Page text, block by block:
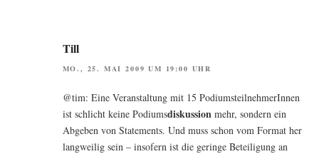
Till
MO., 25. MAI 2009 UM 19:00 UHR
@tim: Eine Ver­an­stal­tung mit 15 Podi­ums­teil­neh­me­rIn­nen
ist schlicht kei­ne Podi­umsdis­kus­si­on mehr, son­dern ein
Abge­ben von State­ments. Und muss schon vom For­mat her
lang­wei­lig sein – inso­fern ist die gerin­ge Betei­li­gung an